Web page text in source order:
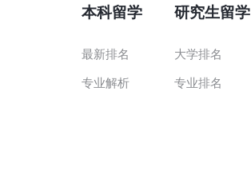
本科留学
最新排名
专业解析
研究生留学
大学排名
专业排名